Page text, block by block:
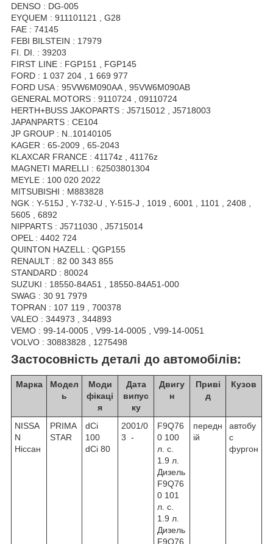
DENSO : DG-005
EYQUEM : 911101121 , G28
FAE : 74145
FEBI BILSTEIN : 17979
FI. DI. : 39203
FIRST LINE : FGP151 , FGP145
FORD : 1 037 204 , 1 669 977
FORD USA : 95VW6M090AA , 95VW6M090AB
GENERAL MOTORS : 9110724 , 09110724
HERTH+BUSS JAKOPARTS : J5715012 , J5718003
JAPANPARTS : CE104
JP GROUP : N..10140105
KAGER : 65-2009 , 65-2043
KLAXCAR FRANCE : 41174z , 41176z
MAGNETI MARELLI : 62503801304
MEYLE : 100 020 2022
MITSUBISHI : M883828
NGK : Y-515J , Y-732-U , Y-515-J , 1019 , 6001 , 1101 , 2408 ,
5605 , 6892
NIPPARTS : J5711030 , J5715014
OPEL : 4402 724
QUINTON HAZELL : QGP155
RENAULT : 82 00 343 855
STANDARD : 80024
SUZUKI : 18550-84A51 , 18550-84A51-000
SWAG : 30 91 7979
TOPRAN : 107 119 , 700378
VALEO : 344973 , 344893
VEMO : 99-14-0005 , V99-14-0005 , V99-14-0051
VOLVO : 30883828 , 1275498
Застосовність деталі до автомобілів:
Марка
Модел
ь
Моди
фікаці
я
Дата
випус
ку
Двигу
н
Приві
д
Кузов
NISSA
N
Ніссан
PRIMA
STAR
dCi
100
dCi 80
2001/0
3 -
F9Q76
0 100
л. с.
1.9 л.
Дизель
F9Q76
0 101
л. с.
1.9 л.
Дизель
F9Q76
передн
ій
автобу
с
фургон